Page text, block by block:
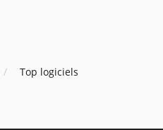
Top logiciels